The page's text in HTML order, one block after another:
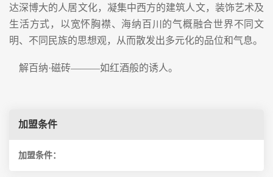
达深博大的人居文化，凝集中西方的建筑人文，装饰艺术及
生活方式，以宽怀胸襟、海纳百川的气概融合世界不同文
明、不同民族的思想观，从而散发出多元化的品位和气息。
解百纳·磁砖———如红酒般的诱人。
加盟条件
加盟条件：